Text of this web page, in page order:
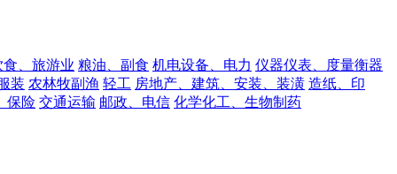
食、旅游业 粮油、副食 机电设备、电力 仪器仪表、度量衡器
装 农林牧副渔 轻工 房地产、建筑、安装、装潢 造纸、印
保险 交通运输 邮政、电信 化学化工、生物制药